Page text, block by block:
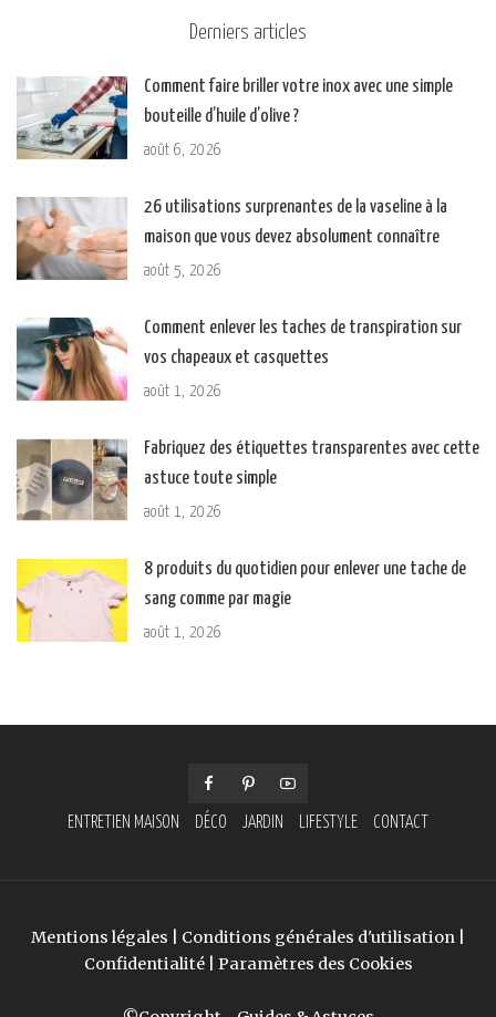
Derniers articles
Comment faire briller votre inox avec une simple
bouteille d’huile d’olive ?
août 6, 2026
26 utilisations surprenantes de la vaseline à la
maison que vous devez absolument connaître
août 5, 2026
Comment enlever les taches de transpiration sur
vos chapeaux et casquettes
août 1, 2026
Fabriquez des étiquettes transparentes avec cette
astuce toute simple
août 1, 2026
8 produits du quotidien pour enlever une tache de
sang comme par magie
août 1, 2026
ENTRETIEN MAISON DÉCO JARDIN LIFESTYLE CONTACT
Mentions légales Conditions générales d'utilisation
Confidentialité| Paramètres des Cookies